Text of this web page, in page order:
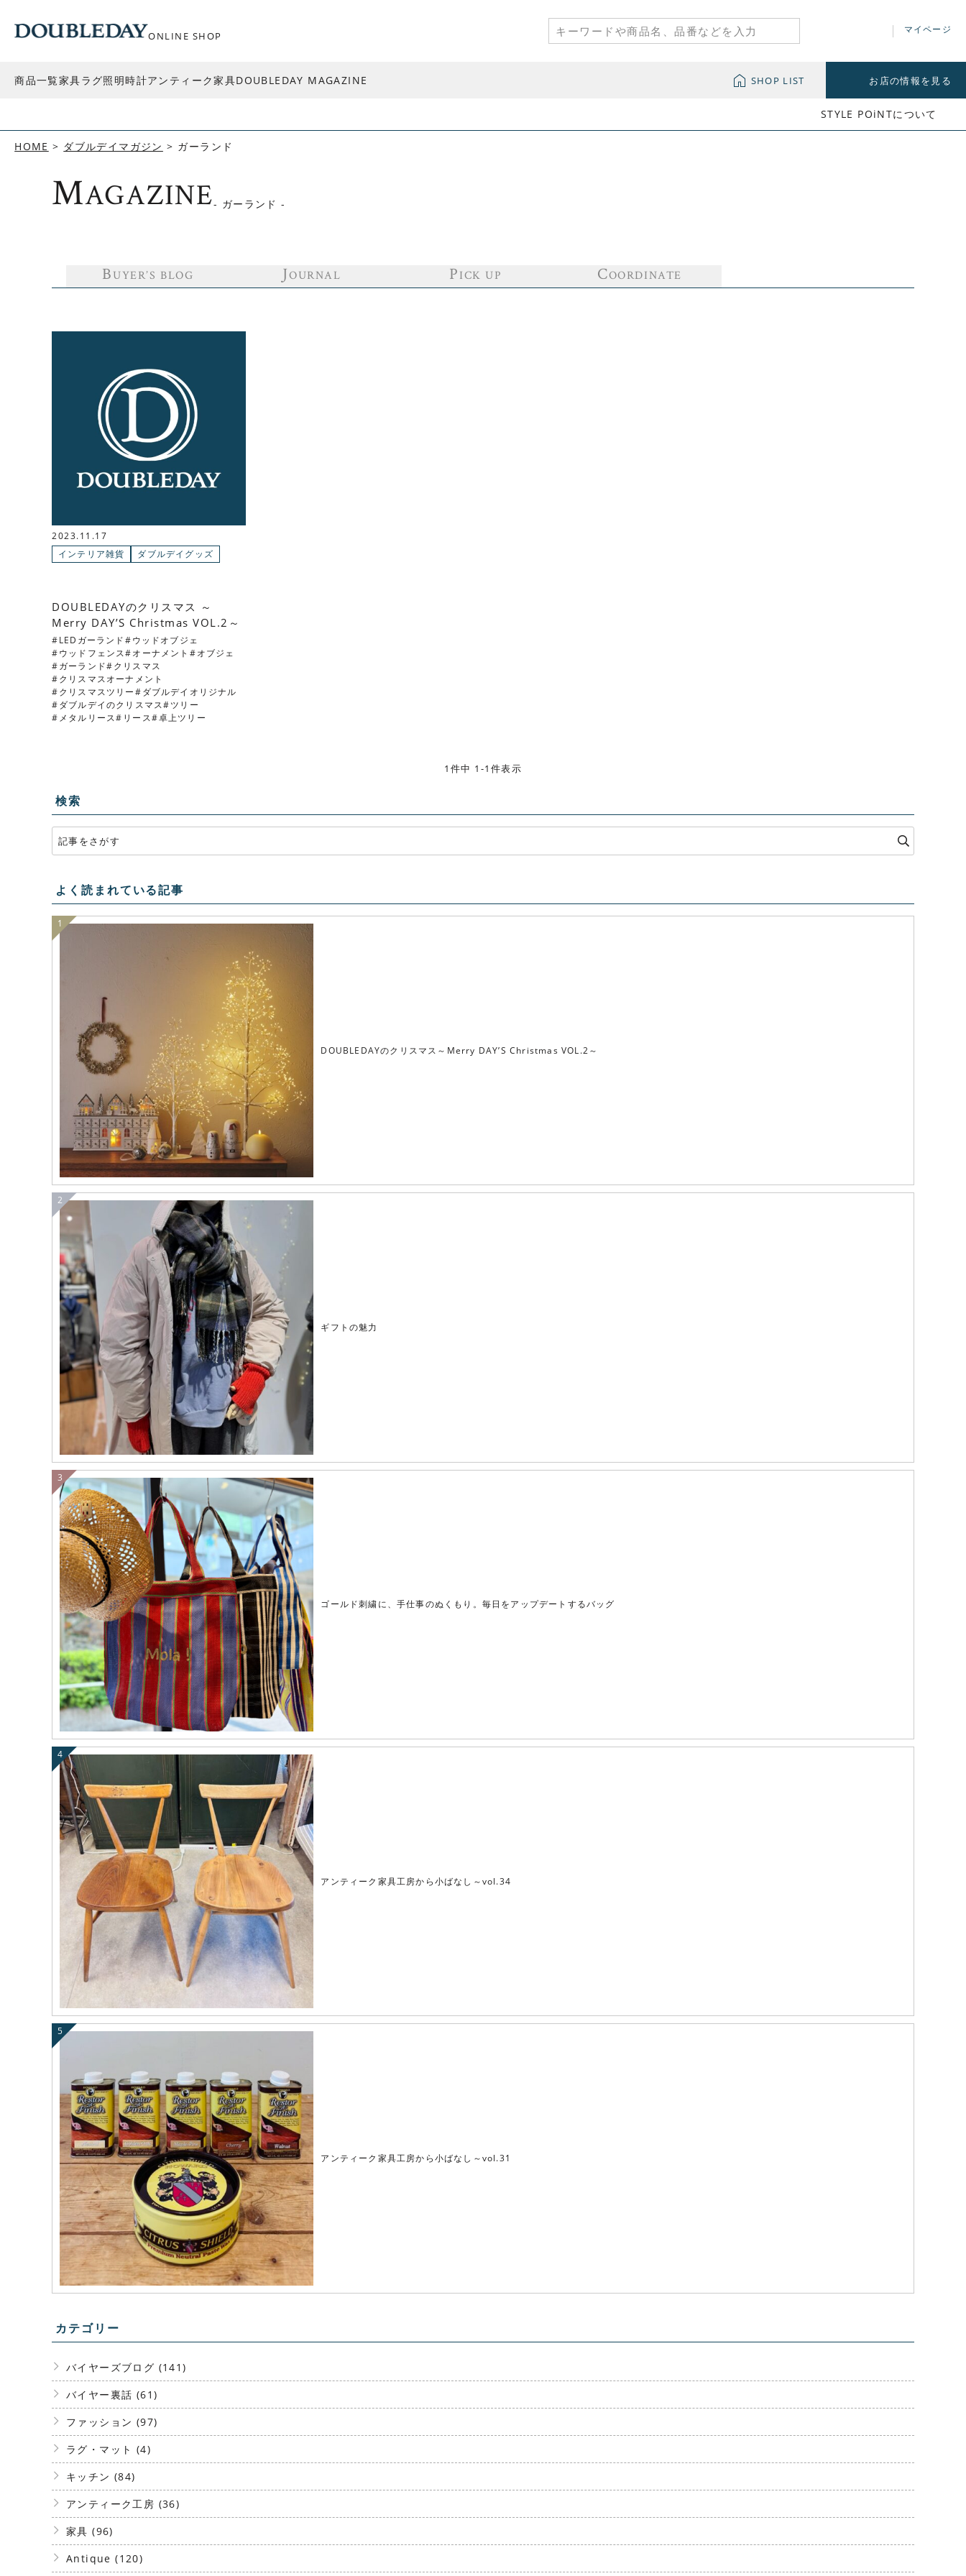
ONLINE SHOP
マイページ
商品一覧家具ラグ照明時計アンティーク家具DOUBLEDAY MAGAZINE SHOP LIST お店の情報を見る
STYLE POiNTについて
HOME ダブルデイマガジン ガーランド
MAGAZINE- ガーランド -
BUYER’S BLOG JOURNAL PICK UP COORDINATE
2023.11.17
インテリア雑貨
ダブルデイグッズ
DOUBLEDAYのクリスマス ～
Merry DAY’S Christmas VOL.2～
LEDガーランド
ウッドオブジェ
ウッドフェンス
オーナメント
オブジェ
ガーランド
クリスマス
クリスマスオーナメント
クリスマスツリー
ダブルデイオリジナル
ダブルデイのクリスマス
ツリー
メタルリース
リース 卓上ツリー
1件中 1-1件表示
検索
よく読まれている記事
DOUBLEDAYのクリスマス～Merry DAY’S Christmas VOL.2～
ギフトの魅力
ゴールド刺繍に、手仕事のぬくもり。毎日をアップデートするバッグ
アンティーク家具工房から小ばなし～vol.34
アンティーク家具工房から小ばなし～vol.31
カテゴリー
バイヤーズブログ (141)
バイヤー裏話 (61)
ファッション (97)
ラグ・マット (4)
キッチン (84)
アンティーク工房 (36)
家具 (96)
Antique (120)